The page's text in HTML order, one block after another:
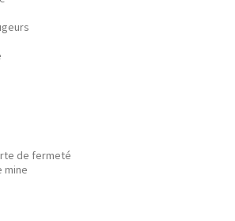
de fermeté
mine